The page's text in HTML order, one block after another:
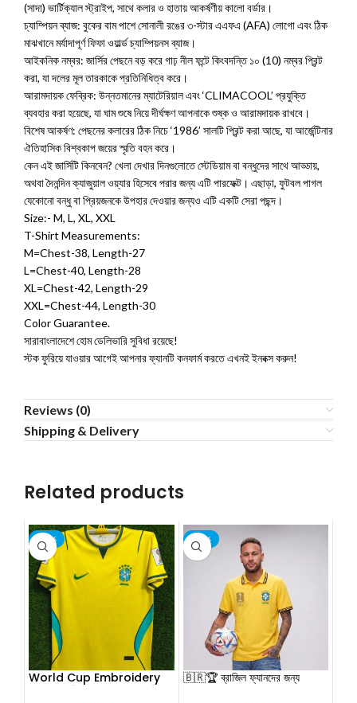
(সাদা) ভার্টিক্যাল স্ট্রাইপ, সাথে কলার ও হাতায় আকর্ষণীয় কালো বর্ডার।
চ্যাম্পিয়ন ব্যাজ: বুকের বাম পাশে সোনালী রঙের ৩-স্টার এএফএ (AFA) লোগো এবং ঠিক
মাঝখানে মর্যাদাপূর্ণ ফিফা ওয়ার্ল্ড চ্যাম্পিয়নস ব্যাজ।
আইকনিক নম্বর: জার্সির পেছনে বড় করে গাঢ় নীল ফন্টে কিংবদন্তি ১০ (10) নম্বর প্রিন্ট
করা, যা দলের মূল তারকাকে প্রতিনিধিত্ব করে।
আরামদায়ক ফেব্রিক: উন্নতমানের ম্যাটেরিয়াল এবং ‘CLIMACOOL’ প্রযুক্তি
ব্যবহার করা হয়েছে, যা ঘাম শুষে নিয়ে দীর্ঘক্ষণ আপনাকে শুষ্ক ও আরামদায়ক রাখবে।
বিশেষ আকর্ষণ: পেছনের কলারের ঠিক নিচে ‘1986’ সালটি প্রিন্ট করা আছে, যা আর্জেন্টিনার
ঐতিহাসিক বিশ্বকাপ জয়ের স্মৃতি বহন করে।
কেন এই জার্সিটি কিনবেন? খেলা দেখার দিনগুলোতে স্টেডিয়াম বা বন্ধুদের সাথে আড্ডায়,
অথবা দৈনন্দিন ক্যাজুয়াল ওয়্যার হিসেবে পরার জন্য এটি পারফেক্ট। এছাড়া, ফুটবল পাগল
যেকোনো বন্ধু বা প্রিয়জনকে উপহার দেওয়ার জন্যও এটি একটি সেরা পছন্দ।
Size:- M, L, XL, XXL
T-Shirt Measurements:
M=Chest-38, Length-27
L=Chest-40, Length-28
XL=Chest-42, Length-29
XXL=Chest-44, Length-30
Color Guarantee.
সারাবাংলাদেশে হোম ডেলিভারি সুবিধা রয়েছে!
স্টক ফুরিয়ে যাওয়ার আগেই আপনার ফ্যানটি কনফার্ম করতে এখনই ইনবক্স করুন!
Reviews (0)
Shipping & Delivery
Related products
-22%
World Cup Embroidery
-19%
🇧🇷🏆 ব্রাজিল ফ্যানদের জন্য